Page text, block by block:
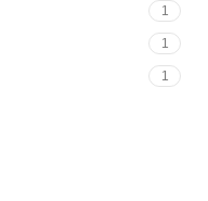
1
1
1